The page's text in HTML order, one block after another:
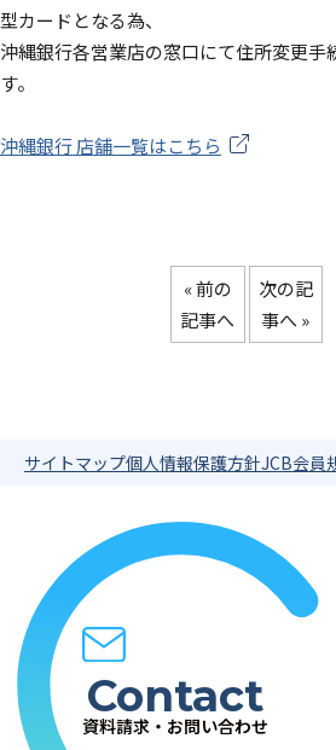
型カードとなる為、
沖縄銀行各営業店の窓口にて住所変更手
す。
沖縄銀行 店舗一覧はこちら
« 前の
記事へ
次の記
事へ »
サイトマップ個人情報保護方針JCB会員
Contact
資料請求・お問い合わせ